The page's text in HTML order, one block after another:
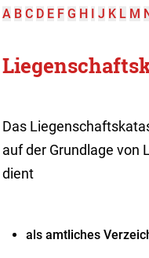
A B C D E F G H I J K L M
Das
auf der Grundlage von
dient
als amtliches